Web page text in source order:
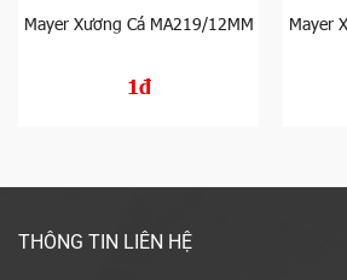
Mayer Xương Cá MA219/12MM
1đ
Mayer
THÔNG TIN LIÊN HỆ